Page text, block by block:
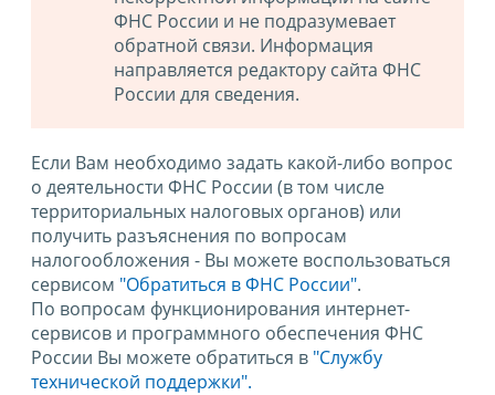
ФНС России и не подразумевает
обратной связи. Информация
направляется редактору сайта ФНС
России для сведения.
Если Вам необходимо задать какой-либо вопрос
о деятельности ФНС России (в том числе
территориальных налоговых органов) или
получить разъяснения по вопросам
налогообложения - Вы можете воспользоваться
сервисом "Обратиться в ФНС России".
По вопросам функционирования интернет-
сервисов и программного обеспечения ФНС
России Вы можете обратиться в "Службу
технической поддержки".